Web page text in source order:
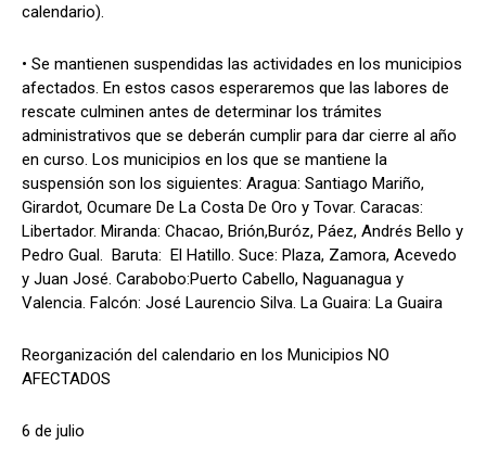
calendario).
• Se mantienen suspendidas las actividades en los municipios
afectados. En estos casos esperaremos que las labores de
rescate culminen antes de determinar los trámites
administrativos que se deberán cumplir para dar cierre al año
en curso. Los municipios en los que se mantiene la
suspensión son los siguientes: Aragua: Santiago Mariño,
Girardot, Ocumare De La Costa De Oro y Tovar. Caracas:
Libertador. Miranda: Chacao, Brión,Buróz, Páez, Andrés Bello y
Pedro Gual. Baruta: El Hatillo. Suce: Plaza, Zamora, Acevedo
y Juan José. Carabobo:Puerto Cabello, Naguanagua y
Valencia. Falcón: José Laurencio Silva. La Guaira: La Guaira
Reorganización del calendario en los Municipios NO
AFECTADOS
6 de julio